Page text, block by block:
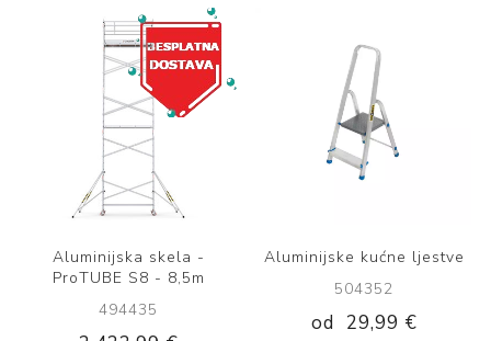
Aluminijske kućne ljestve
504352
29,99 €
Ljestve aluminijske
jednodijelne 13 gazišta
465707